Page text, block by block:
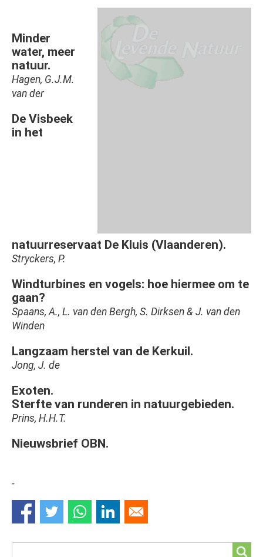
Afbeelding
Minder
water, meer
natuur.
Hagen, G.J.M.
van der
De Visbeek
in het
natuurreservaat De Kluis (Vlaanderen).
Stryckers, P.
Windturbines en vogels: hoe hiermee om te
gaan?
Spaans, A., L. van den Bergh, S. Dirksen & J. van den
Winden
Langzaam herstel van de Kerkuil.
Jong, J. de
Exoten.
Sterfte van runderen in natuurgebieden.
Prins, H.H.T.
Nieuwsbrief OBN.
-